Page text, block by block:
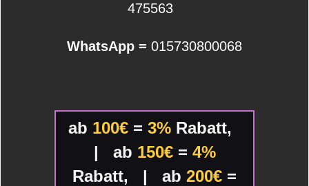
475563
WhatsApp = 015730800068
ab 100€= 3%Rabatt,
|
ab 150€= 4%
Rabatt,
| ab 200€ =